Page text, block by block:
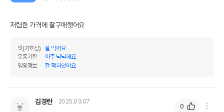
저렴한 가격에 잘구매햇어요
맛(기호성)
잘 먹어요
유통기한
아주 넉넉해요
영양정보
잘 적혀있어요
김경란 2025.03.07
0